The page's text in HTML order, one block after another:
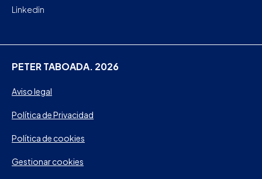
Linkedin
PETER TABOADA. 2026
Aviso legal
Política de Privacidad
Política de cookies
Gestionar cookies